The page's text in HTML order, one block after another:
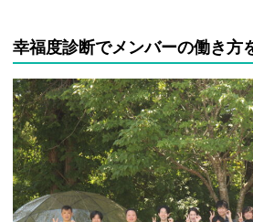
幸福度診断でメンバーの働き方